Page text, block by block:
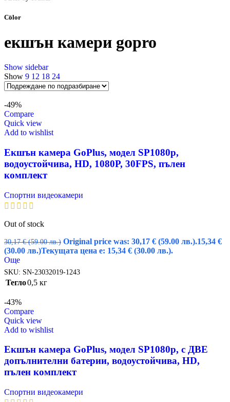
Color
екшън камери gopro
Show sidebar
Show 9 12 18 24
-49%
Compare
Quick view
Add to wishlist
Екшън камера GoPlus, модел SP1080p,
водоустойчива, HD, 1080P, 30FPS, пълен
комплект
Спортни видеокамери
Out of stock
30,17€ (59.00 лв.) Original price was: 30,17 € (59.00 лв.).15,34 €
(30.00 лв.)Текущата цена е: 15,34 € (30.00 лв.).
Още
SKU: SN-23032019-1243
Тегло0,5 кг
-43%
Compare
Quick view
Add to wishlist
Екшън камера GoPlus, модел SP1080p, с ДВЕ
допълнителни батерии, водоустойчива, HD,
пълен комплект
Спортни видеокамери